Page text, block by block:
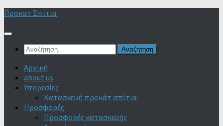
Skip
content
Προκατ Σπίτια
Αναζήτηση
Αρχική
about us
Υπηρεσίες
Κατασκευή προκάτ σπίτια
Προσφορές
Προσφορές κατασκευής